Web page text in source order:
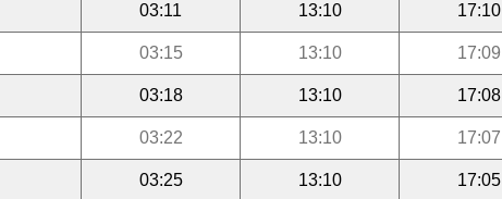
03:11 13:10 17:10
03:15 13:10 17:09
03:18 13:10 17:08
03:22 13:10 17:07
03:25 13:10 17:05